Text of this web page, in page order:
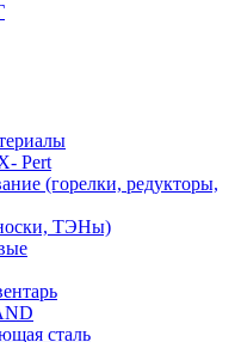
Pert
(горелки, редукторы,
ТЭНы)
сталь